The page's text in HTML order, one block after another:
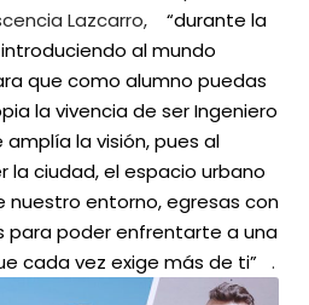
Lazcarro,
“durante la
al mundo
que como alumno puedas
la vivencia de ser Ingeniero
la visión, pues al
ciudad, el espacio urbano
nuestro entorno, egresas con
para poder enfrentarte a una
cada vez exige más de ti” .